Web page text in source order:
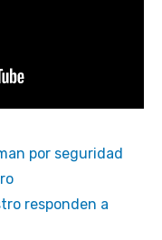
por seguridad
responden a